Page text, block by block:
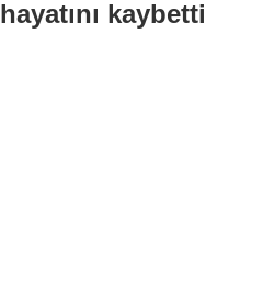
hayatını kaybetti